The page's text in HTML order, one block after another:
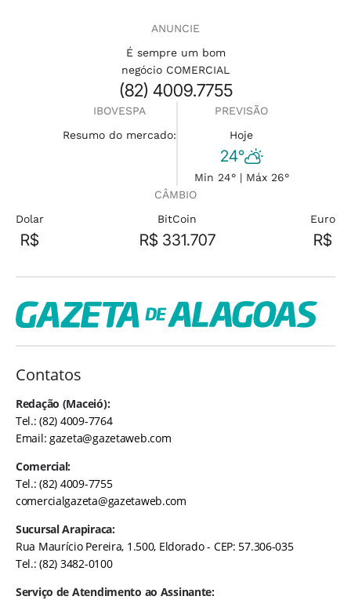
ANUNCIE
É sempre um bom
negócio COMERCIAL
(82) 4009.7755
IBOVESPA
Resumo do mercado:
PREVISÃO
Hoje
24°
Min 24° | Máx 26°
CÂMBIO
Dolar
R$
BitCoin
R$ 331.707
Euro
R$
Contatos
Redação (Maceió):
Tel.: (82) 4009-7764
Email:gazeta@gazetaweb.com
Comercial:
Tel.: (82) 4009-7755
comercialgazeta@gazetaweb.com
Sucursal Arapiraca:
Rua Maurício Pereira, 1.500, Eldorado - CEP: 57.306-035
Tel.: (82) 3482-0100
Serviço de Atendimento ao Assinante: